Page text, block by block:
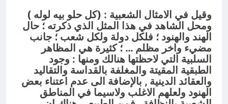
وقيل في الامثال الشعبية : (كل حلو بيه لوله )
ومحل الشاهد في هذا المثل الذي ذكرته ؛ حال
الهند والهنود ؛ فلكل دولة ولكل شعب ؛ جانب
مضيء واخر مظلم … ؛ كثيرة هي المظاهر
السلبية التي لاحظتها هنالك ومنها : وجود
الطبقية المقيتة والمغلفة بالقداسة والتقاليد
والعقائد الدينية , بالإضافة الى عدم اعتناء بعض
الهنود ولعلهم الاغلب ولاسيما في المناطق